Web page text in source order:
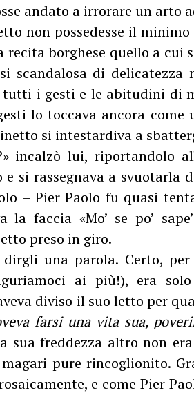
andato a irrorare un arto
non possedesse il minimo
borghese quello a cui
scandalosa di delicatezza
i gesti e le abitudini di
lo toccava ancora come
si intestardiva a
incalzò lui, riportandolo
si rassegnava a svuotarla
– Pier Paolo fu quasi
faccia «Mo’ se po’
preso in giro.
una parola. Certo, per
ai più!), era
diviso il suo letto per
farsi una vita sua,
sua freddezza altro non
pure rincoglionito.
e come Pier